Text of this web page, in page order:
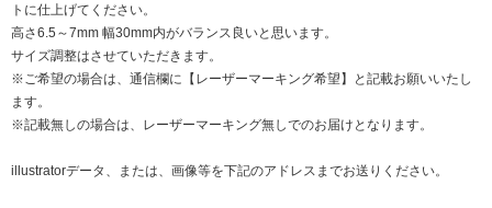
トに仕上げてください。
高さ6.5～7mm 幅30mm内がバランス良いと思います。
サイズ調整はさせていただきます。
※ご希望の場合は、通信欄に【レーザーマーキング希望】と記載お願いいたし
ます。
※記載無しの場合は、レーザーマーキング無しでのお届けとなります。
illustratorデータ、または、画像等を下記のアドレスまでお送りください。